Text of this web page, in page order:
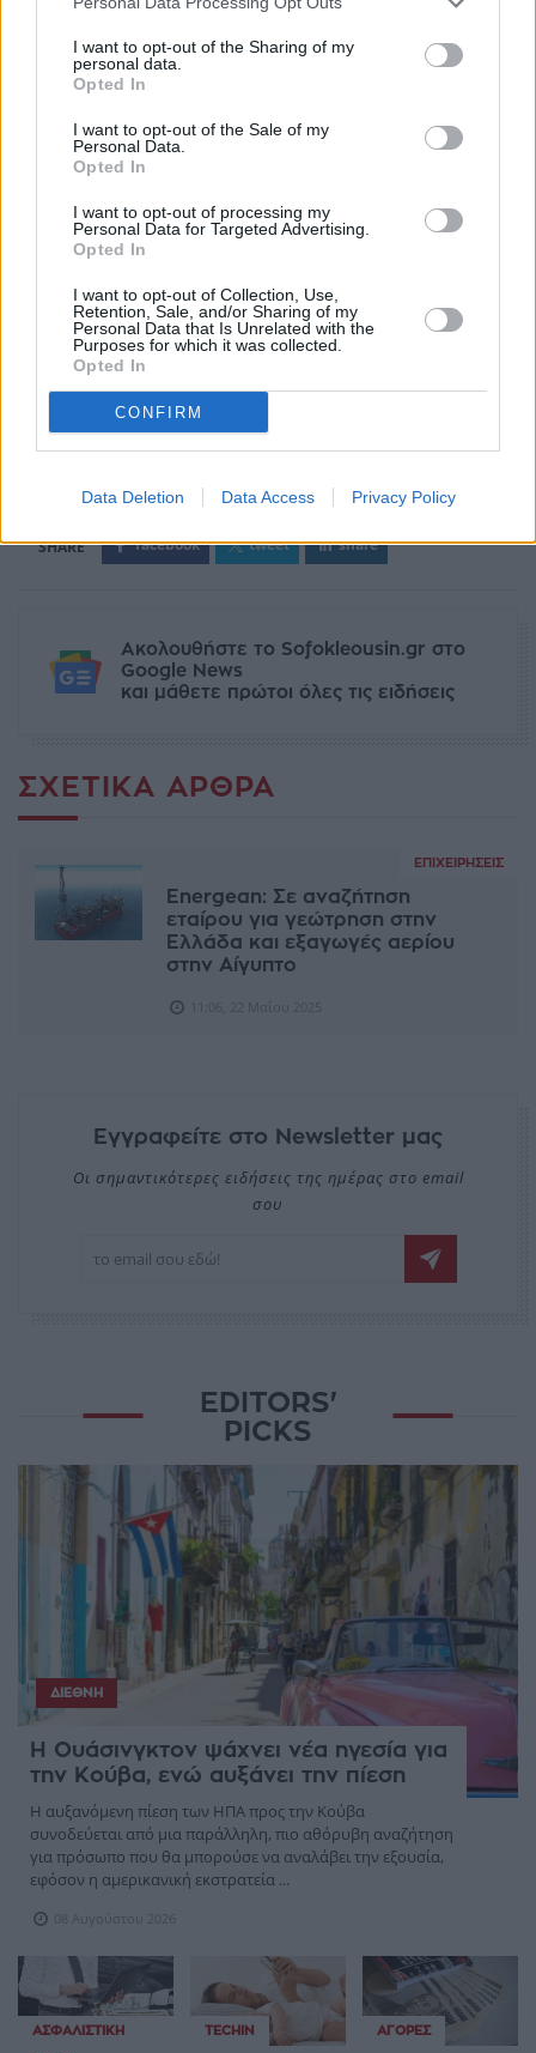
I want to opt-out of the Sharing of my
personal data.
Opted In
I want to opt-out of the Sale of my
Personal Data.
Opted In
I want to opt-out of processing my
Personal Data for Targeted Advertising.
Opted In
I want to opt-out of Collection, Use,
Retention, Sale, and/or Sharing of my
Personal Data that Is Unrelated with the
Purposes for which it was collected.
Opted In
CONFIRM
Data Deletion Data Access Privacy Policy
ΑΠΕ-ΜΠΕ
facebook tweet share
Ακολουθήστε το Sofokleousin.gr στο
Google News
και μάθετε πρώτοι όλες τις ειδήσεις
ΣΧΕΤΙΚΆ ΆΡΘΡΑ
ΕΠΙΧΕΙΡΉΣΕΙΣ
Energean: Σε αναζήτηση
εταίρου για γεώτρηση στην
Ελλάδα και εξαγωγές αερίου
στην Αίγυπτο
Εγγραφείτε στο Newsletter μας
Οι σημαντικότερες ειδήσεις της ημέρας στο email
σου
EDITORS'
PICKS
ΔΙΕΘΝΉ
Η Ουάσινγκτον ψάχνει νέα ηγεσία για
την Κούβα, ενώ αυξάνει την πίεση
Η αυξανόμενη πίεση των ΗΠΑ προς την Κούβα
συνοδεύεται από μια παράλληλη, πιο αθόρυβη αναζήτηση
για πρόσωπο που θα μπορούσε να αναλάβει την εξουσία,
εφόσον η αμερικανική εκστρατεία ...
08 Αυγούστου 2026
ΑΣΦΑΛΙΣΤΙΚΉ TECHIN ΑΓΟΡΈΣ